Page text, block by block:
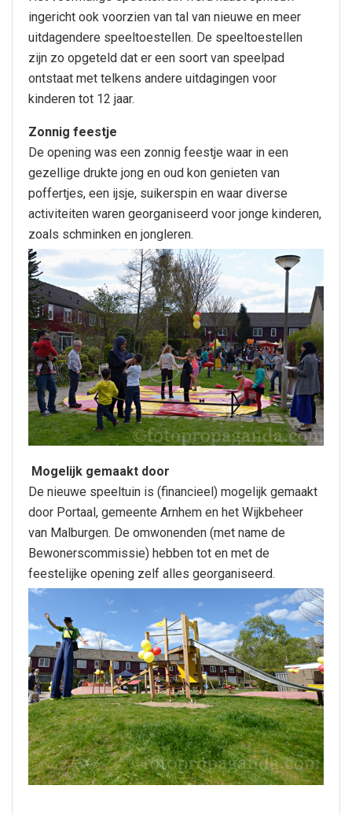
ingericht ook voorzien van tal van nieuwe en meer
uitdagendere speeltoestellen. De speeltoestellen
zijn zo opgeteld dat er een soort van speelpad
ontstaat met telkens andere uitdagingen voor
kinderen tot 12 jaar.
Zonnig feestje
De opening was een zonnig feestje waar in een
gezellige drukte jong en oud kon genieten van
poffertjes, een ijsje, suikerspin en waar diverse
activiteiten waren georganiseerd voor jonge kinderen,
zoals schminken en jongleren.
Mogelijk gemaakt door
De nieuwe speeltuin is (financieel) mogelijk gemaakt
door Portaal, gemeente Arnhem en het Wijkbeheer
van Malburgen. De omwonenden (met name de
Bewonerscommissie) hebben tot en met de
feestelijke opening zelf alles georganiseerd.